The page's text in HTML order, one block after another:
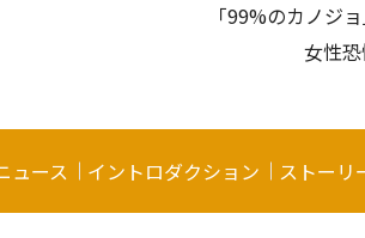
「99%のカノジ
女性
ュース イントロダクション ストーリ